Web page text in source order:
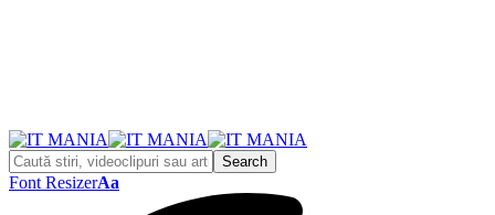
Font ResizerAa